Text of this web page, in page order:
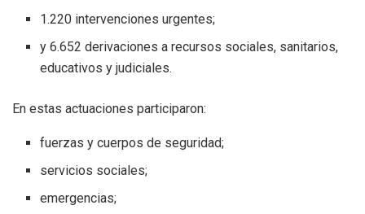
1.220 intervenciones urgentes;
y 6.652 derivaciones a recursos sociales, sanitarios,
educativos y judiciales.
En estas actuaciones participaron:
fuerzas y cuerpos de seguridad;
servicios sociales;
emergencias;